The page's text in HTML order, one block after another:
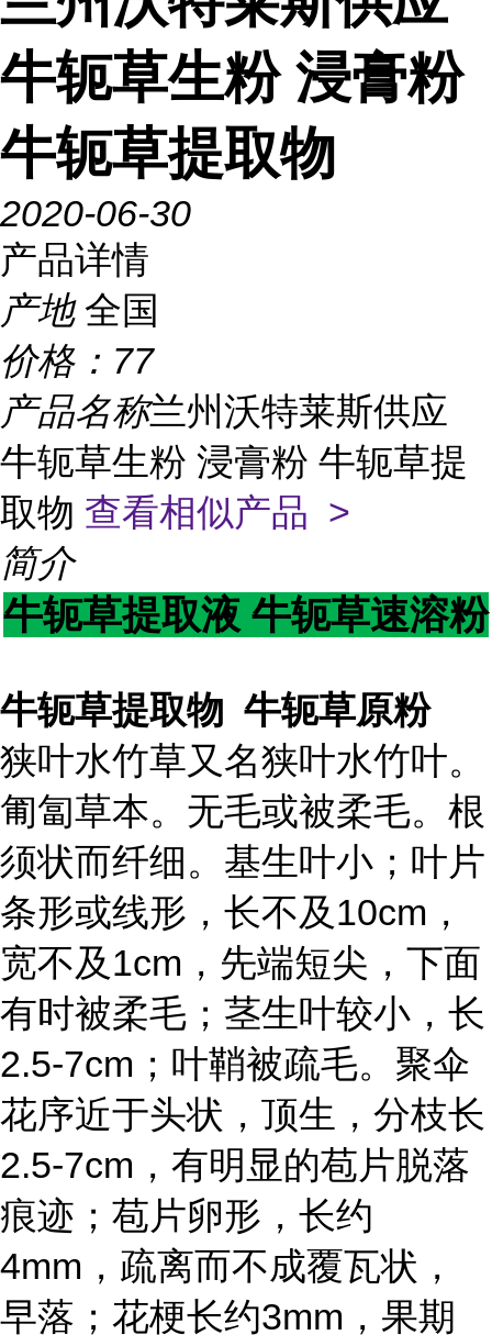
牛轭草生粉 浸膏粉
牛轭草提取物
2020-06-30
产品详情
产地 全国
价格： 77
产品名称兰州沃特莱斯供应
牛轭草生粉 浸膏粉 牛轭草提
取物 查看相似产品 >
简介
牛轭草提取液 牛轭草速溶粉
牛轭草提取物 牛轭草原粉
狭叶水竹草又名狭叶水竹叶。
匍匐草本。无毛或被柔毛。根
须状而纤细。基生叶小；叶片
条形或线形，长不及10cm，
宽不及1cm，先端短尖，下面
有时被柔毛；茎生叶较小，长
2.5-7cm；叶鞘被疏毛。聚伞
花序近于头状，顶生，分枝长
2.5-7cm，有明显的苞片脱落
痕迹；苞片卵形，长约
4mm，疏离而不成覆瓦状，
早落；花梗长约3mm，果期